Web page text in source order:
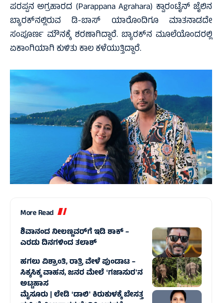
ಪರಪ್ಪನ ಅಗ್ರಹಾರದ (Parappana Agrahara) ಕ್ವಾರಂಟೈನ್ ಜೈಲಿನ
ಬ್ಯಾರಕ್‌ನಲ್ಲಿರುವ ಡಿ-ಬಾಸ್ ಯಾರೊಂದಿಗೂ ಮಾತನಾಡದೇ
ಸಂಪೂರ್ಣ ಮೌನಕ್ಕೆ ಶರಣಾಗಿದ್ದಾರೆ. ಬ್ಯಾರಕ್‌ನ ಮೂಲೆಯೊಂದರಲ್ಲಿ
ಏಕಾಂಗಿಯಾಗಿ ಕುಳಿತು ಕಾಲ ಕಳೆಯುತ್ತಿದ್ದಾರೆ.
More Read
ಶಿವಾನಂದ ನೀಲಣ್ಣವರ್‌ಗೆ ಇಡಿ ಶಾಕ್ –
ಎರಡು ದಿನಗಳಿಂದ ತಲಾಶ್‌
ಹಗಲು ವಿಶ್ರಾಂತಿ, ರಾತ್ರಿ ವೇಳೆ ಪುಂಡಾಟ –
ಸಿಕ್ಕಸಿಕ್ಕ ವಾಹನ, ಜನರ ಮೇಲೆ ʻಗಜಾಸುರʼನ
ಅಟ್ಟಹಾಸ
ಮೈಸೂರು | ಲೇಡಿ ʻಡಾಲಿʼ ಕಿರುಕುಳಕ್ಕೆ ಬೇಸತ್ತ